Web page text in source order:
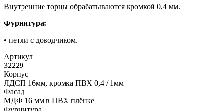
Внутренние торцы обрабатываются кромкой 0,4 мм.
Фурнитура:
• петли с доводчиком.
Артикул
32229
Корпус
ЛДСП 16мм, кромка ПВХ 0,4 / 1мм
Фасад
МДФ 16 мм в ПВХ плёнке
Фурнитура